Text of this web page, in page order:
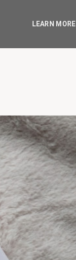
LEARN MORE